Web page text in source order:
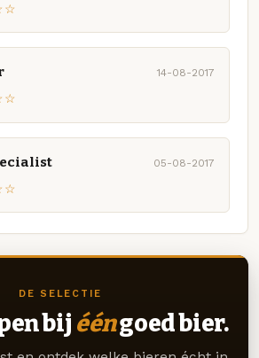
14-08-2017
05-08-2017
DE SELECTIE
bij ééngoed bier.